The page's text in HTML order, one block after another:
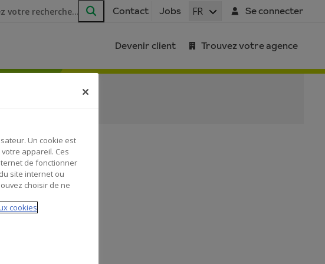
Rechercher
Contact Jobs FR Se connecter
Devenir client Trouvez votre agence
Un cookie est
appareil. Ces
de fonctionner
site internet ou
choisir de ne
cookies